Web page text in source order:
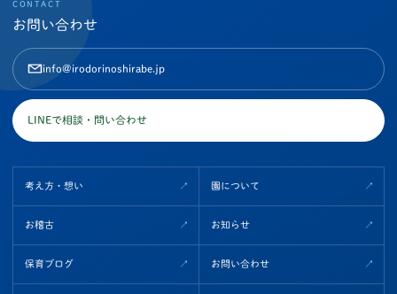
CONTACT
お問い合わせ
info@irodorinoshirabe.jp
LINEで相談・問い合わせ
考え方・想い 園について
お稽古 お知らせ
保育ブログ お問い合わせ